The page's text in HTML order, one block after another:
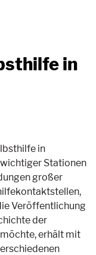
in
in
Stationen
großer
Veröffentlichung
der
erhält mit